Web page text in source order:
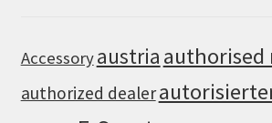
Accessoryaustria authorised
authorized dealer